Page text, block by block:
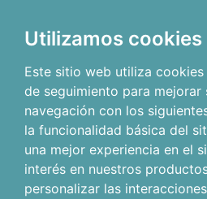
Utilizamos cookies
Este sitio web utiliza
de seguimiento para mejorar
navegación con los
la funcionalidad básica del
una mejor experiencia en el
interés en nuestros
personalizar las